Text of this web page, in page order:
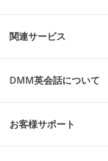
関連サービス
DMM英会話について
お客様サポート